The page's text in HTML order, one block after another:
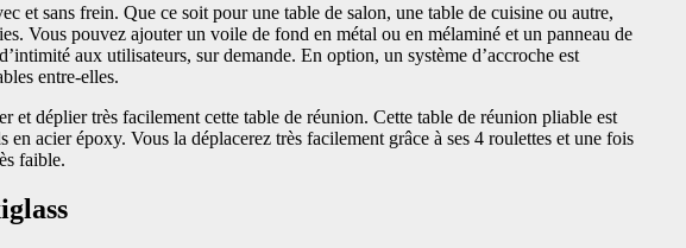
et sans frein. Que ce soit pour une table de salon, une table de cuisine ou autre,
Vous pouvez ajouter un voile de fond en métal ou en mélaminé et un panneau de
aux utilisateurs, sur demande. En option, un système d’accroche est
entre-elles.
et déplier très facilement cette table de réunion. Cette table de réunion pliable est
en acier époxy. Vous la déplacerez très facilement grâce à ses 4 roulettes et une fois
faible.